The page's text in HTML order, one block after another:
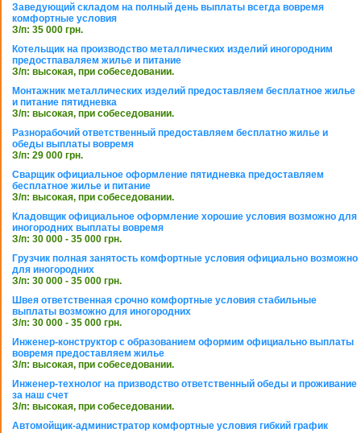
Заведующий складом на полный день выплаты всегда вовремя
комфортные условия
З/п: 35 000 грн.
Котельщик на производство металлических изделий иногородним
предостпаваляем жилье и питание
З/п: высокая, при собеседовании.
Монтажник металлических изделий предоставляем бесплатное жилье
и питание пятидневка
З/п: высокая, при собеседовании.
Разнорабочий ответственный предоставляем бесплатно жилье и
обеды выплаты вовремя
З/п: 29 000 грн.
Сварщик официальное оформление пятидневка предоставляем
бесплатное жилье и питание
З/п: высокая, при собеседовании.
Кладовщик официальное оформление хорошие условия возможно для
иногородних выплаты вовремя
З/п: 30 000 - 35 000 грн.
Грузчик полная занятость комфортные условия официально возможно
для иногородних
З/п: 30 000 - 35 000 грн.
Швея ответственная срочно комфортные условия стабильные
выплаты возможно для иногородних
З/п: 30 000 - 35 000 грн.
Инженер-конструктор с образованием оформим официально выплаты
вовремя предоставляем жилье
З/п: высокая, при собеседовании.
Инженер-технолог на призводство ответственный обеды и проживание
за наш счет
З/п: высокая, при собеседовании.
Автомойщик-администратор комфортные условия гибкий график